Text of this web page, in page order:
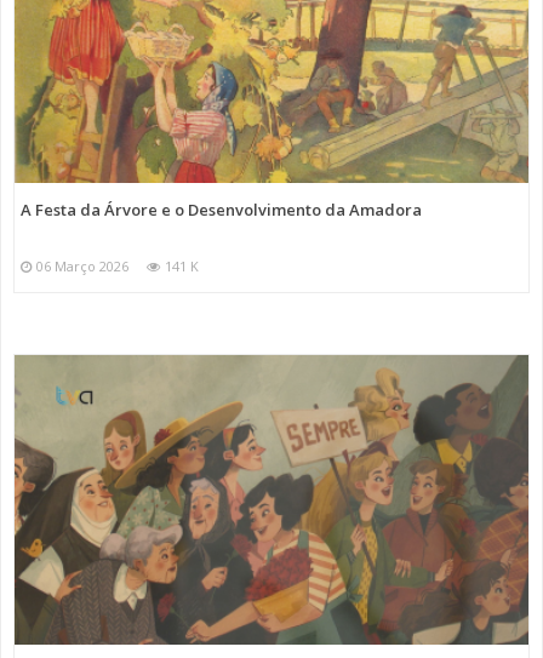
A Festa da Árvore e o Desenvolvimento da Amadora
06 Março 2026 141 K